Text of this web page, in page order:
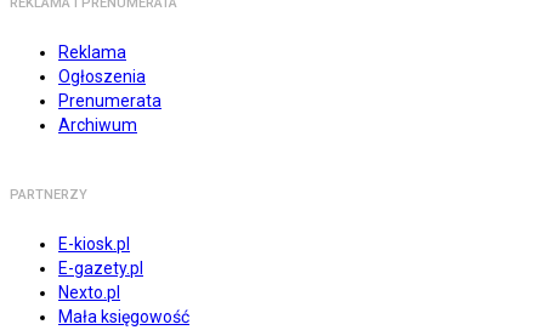
Reklama
Ogłoszenia
Prenumerata
Archiwum
PARTNERZY
E-kiosk.pl
E-gazety.pl
Nexto.pl
Mała księgowość